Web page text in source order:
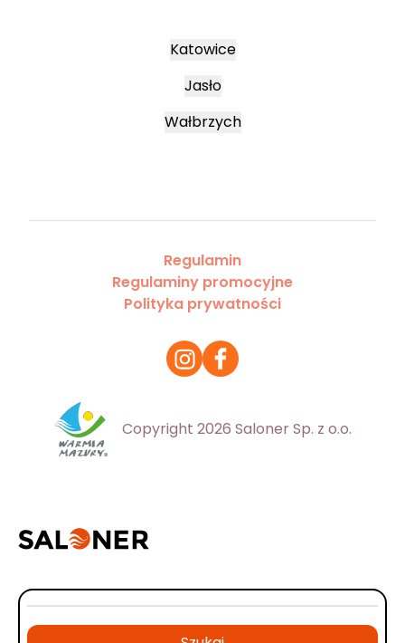
Katowice
Jasło
Wałbrzych
Regulamin
Regulaminy promocyjne
Polityka prywatności
Copyright 2026 Saloner Sp. z o.o.